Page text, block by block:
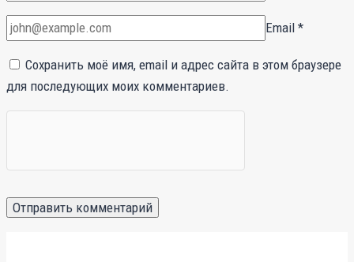
Email *
Сохранить моё имя, email и адрес сайта в этом браузере
для последующих моих комментариев.